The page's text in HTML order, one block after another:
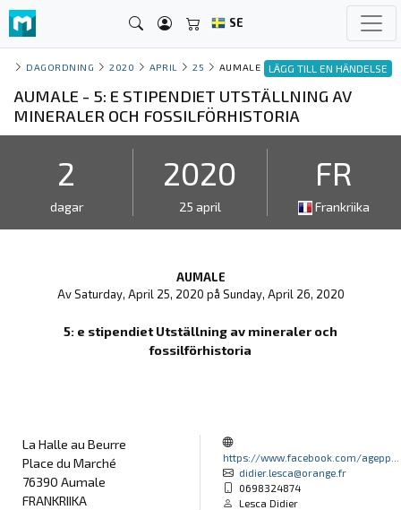
SE
LÄGG TILL EN HÄNDELSE
DAGORDNING 2020 APRIL 25 AUMALE
AUMALE - 5: E STIPENDIET UTSTÄLLNING AV
MINERALER OCH FOSSILFÖRHISTORIA
2
dagar
2020
25 april
FR
Frankriika
AUMALE
Av Saturday, April 25, 2020 på Sunday, April 26, 2020
5: e stipendiet Utställning av mineraler och
fossilförhistoria
La Halle au Beurre
Place du Marché
76390 Aumale
FRANKRIIKA
https://www.facebook.com/agepp...
didier.lesca@orange.fr
0698324874
Lesca Didier